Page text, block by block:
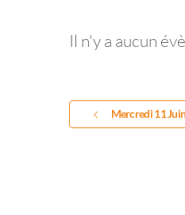
Il n'y a aucun
Mercredi 11